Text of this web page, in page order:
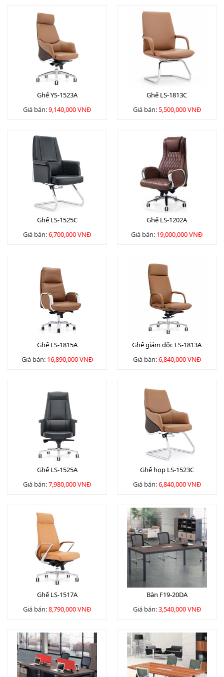
Ghế YS-1523A
Giá bán:9,140,000 VNĐ
Ghế LS-1813C
Giá bán:5,500,000 VNĐ
Ghế LS-1525C
Giá bán:6,700,000 VNĐ
Ghế LS-1202A
Giá bán: 19,000,000 VNĐ
Ghế LS-1815A
Giá bán: 16,890,000 VNĐ
Ghế giám đốc LS-1813A
Giá bán:6,840,000 VNĐ
Ghế LS-1525A
Giá bán:7,980,000 VNĐ
Ghế họp LS-1523C
Giá bán:6,840,000 VNĐ
Ghế LS-1517A
Giá bán:8,790,000 VNĐ
Bàn F19-20DA
Giá bán:3,540,000 VNĐ